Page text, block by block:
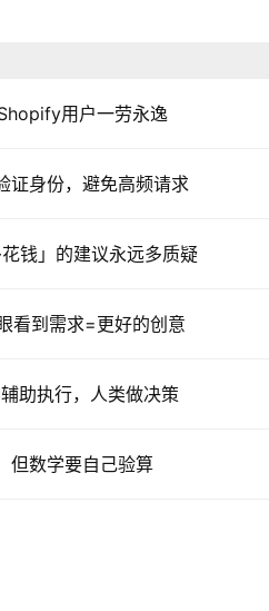
用户一劳永逸
证身份，避免高频请求
花钱」的建议永远多质疑
看到需求=更好的创意
助执行，人类做决策
但数学要自己验算